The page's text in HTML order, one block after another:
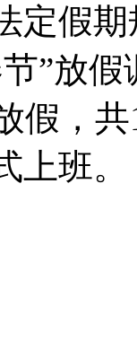
定假
”放
假，
上班。